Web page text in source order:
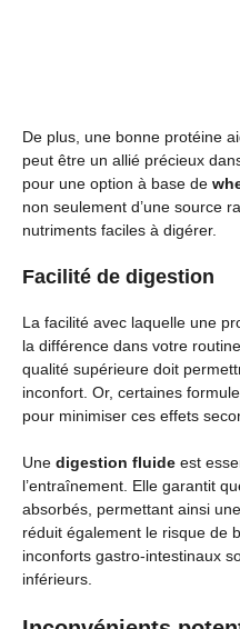
De plus, une bonne protéine
peut être un allié précieux
pour une option à base de
non seulement d’une source
nutriments faciles à digérer.
Facilité de digestion
La facilité avec laquelle une
la différence dans votre
qualité supérieure doit
inconfort. Or, certaines
pour minimiser ces effets
Une digestion fluide est
l’entraînement. Elle garantit
absorbés, permettant ainsi
réduit également le risque de
inconforts gastro-intestinaux
inférieurs.